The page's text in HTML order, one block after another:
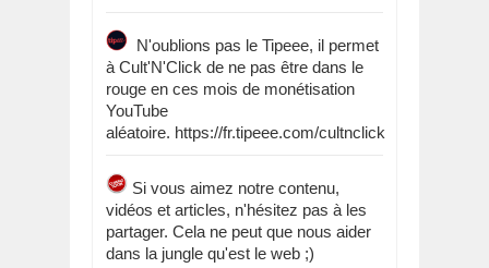
N'oublions pas le Tipeee, il permet
à Cult'N'Click de ne pas être dans le
rouge en ces mois de monétisation
YouTube
aléatoire. https://fr.tipeee.com/cultnclick
Si vous aimez notre contenu,
vidéos et articles, n'hésitez pas à les
partager. Cela ne peut que nous aider
dans la jungle qu'est le web ;)